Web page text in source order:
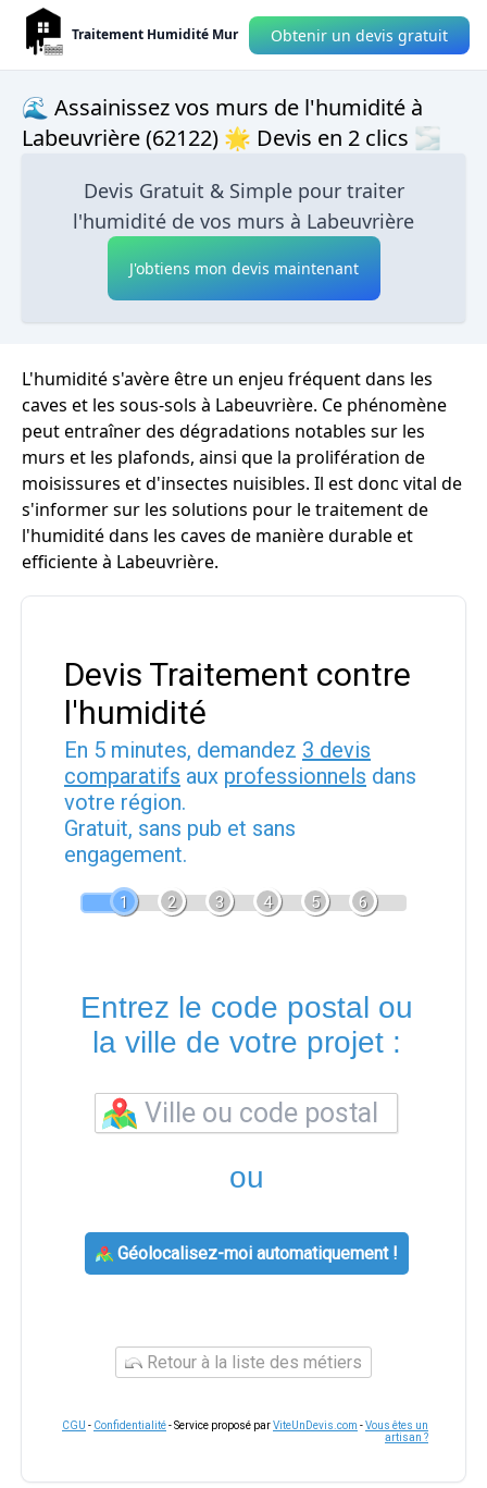
Traitement Humidité Mur Obtenir un devis gratuit
🌊 Assainissez vos murs de l'humidité à
Labeuvrière (62122) 🌟 Devis en 2 clics 🌫
Devis Gratuit & Simple pour traiter
l'humidité de vos murs à Labeuvrière
J'obtiens mon devis maintenant
L'humidité s'avère être un enjeu fréquent dans les
caves et les sous-sols à Labeuvrière. Ce phénomène
peut entraîner des dégradations notables sur les
murs et les plafonds, ainsi que la prolifération de
moisissures et d'insectes nuisibles. Il est donc vital de
s'informer sur les solutions pour le traitement de
l'humidité dans les caves de manière durable et
efficiente à Labeuvrière.
Devis Traitement contre
l'humidité
En 5 minutes, demandez 3 devis
comparatifs aux professionnels dans
votre région.
Gratuit, sans pub et sans
engagement.
1 2 3 4 5 6
Entrez le code postal ou
la ville de votre projet :
ou
Géolocalisez-moi automatiquement !
Retour à la liste des métiers
CGU - Confidentialité- Service proposé parViteUnDevis.com -Vous êtes un
artisan ?